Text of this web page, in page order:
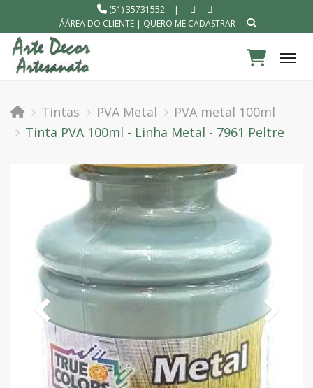
(51) 35731552
|
ÁÁREA DO CLIENTE| QUERO ME CADASTRAR
Tintas PVA Metal
PVA metal 100ml
Tinta PVA 100ml - Linha Metal - 7961 Peltre